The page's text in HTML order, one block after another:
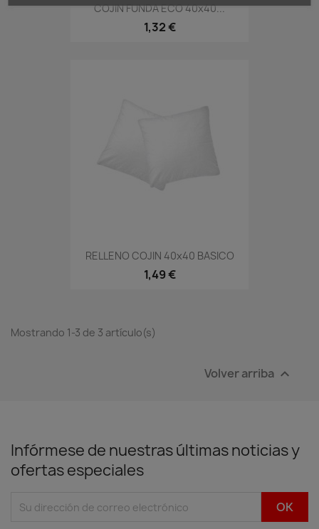
COJIN FUNDA ECO 40x40...
1,32 €
RELLENO COJIN 40x40 BASICO
1,49 €
Mostrando 1-3 de 3 artículo(s)
Volver arriba 
Infórmese de nuestras últimas noticias y
ofertas especiales